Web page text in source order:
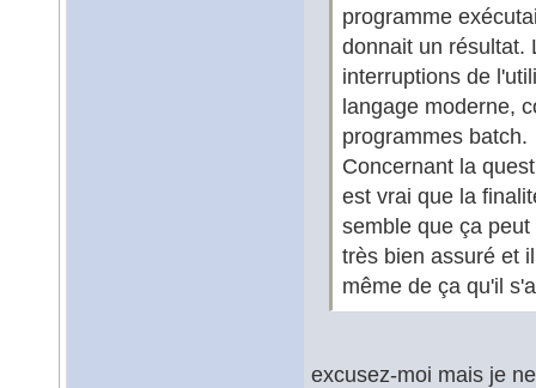
programme
donnait un résultat.
interruptions de
langage moderne,
programmes batch.
Concernant la
est vrai que la
semble que ça
très bien assuré et
même de ça qu'il
excusez-moi mais je